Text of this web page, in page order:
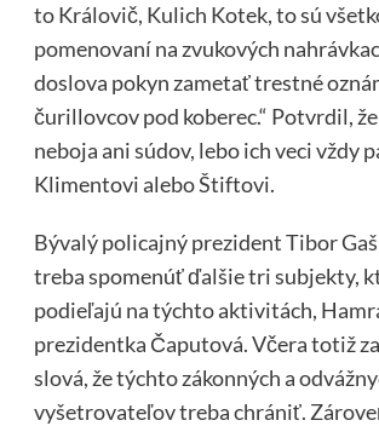
to Královič, Kulich Kotek, to sú
pomenovaní na zvukových
doslova pokyn zametať trestné
čurillovcov pod koberec.“ Potvrdil,
neboja ani súdov, lebo ich veci vždy
Klimentovi alebo Štiftovi.
Bývalý policajný prezident Tibor
treba spomenúť ďalšie tri subjekty,
podieľajú na týchto aktivitách,
prezidentka Čaputová. Včera totiž
slová, že týchto zákonných a
vyšetrovateľov treba chrániť.